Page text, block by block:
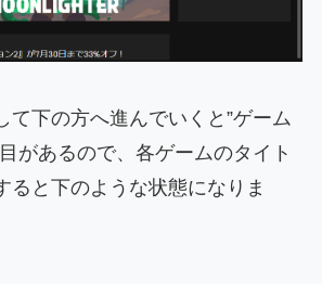
て下の方へ進んでいくと”ゲーム
があるので、各ゲームのタイト
ると下のような状態になりま